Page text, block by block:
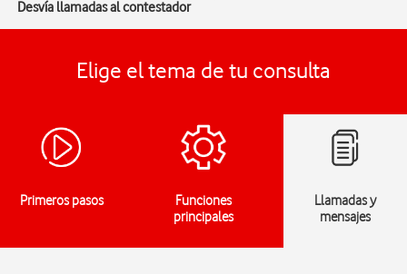
Desvía llamadas al contestador
Elige el tema de tu consulta
Primeros pasos
Funciones
principales
Llamadas y
mensajes